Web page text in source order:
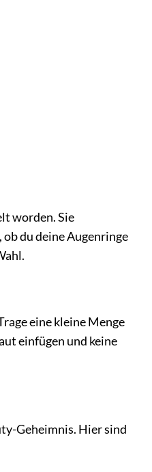
worden. Sie
du deine Augenringe
eine kleine Menge
einfügen und keine
Geheimnis. Hier sind